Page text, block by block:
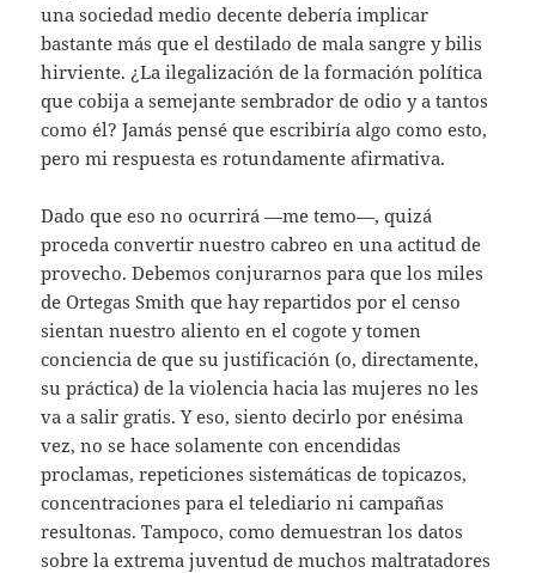
una sociedad medio decente debería implicar
bastante más que el destilado de mala sangre y bilis
hirviente. ¿La ilegalización de la formación política
que cobija a semejante sembrador de odio y a tantos
como él? Jamás pensé que escribiría algo como esto,
pero mi respuesta es rotundamente afirmativa.
Dado que eso no ocurrirá —me temo—, quizá
proceda convertir nuestro cabreo en una actitud de
provecho. Debemos conjurarnos para que los miles
de Ortegas Smith que hay repartidos por el censo
sientan nuestro aliento en el cogote y tomen
conciencia de que su justificación (o, directamente,
su práctica) de la violencia hacia las mujeres no les
va a salir gratis. Y eso, siento decirlo por enésima
vez, no se hace solamente con encendidas
proclamas, repeticiones sistemáticas de topicazos,
concentraciones para el telediario ni campañas
resultonas. Tampoco, como demuestran los datos
sobre la extrema juventud de muchos maltratadores